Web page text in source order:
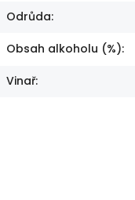
Odrůda:
Obsah alkoholu (%):
Vinař: